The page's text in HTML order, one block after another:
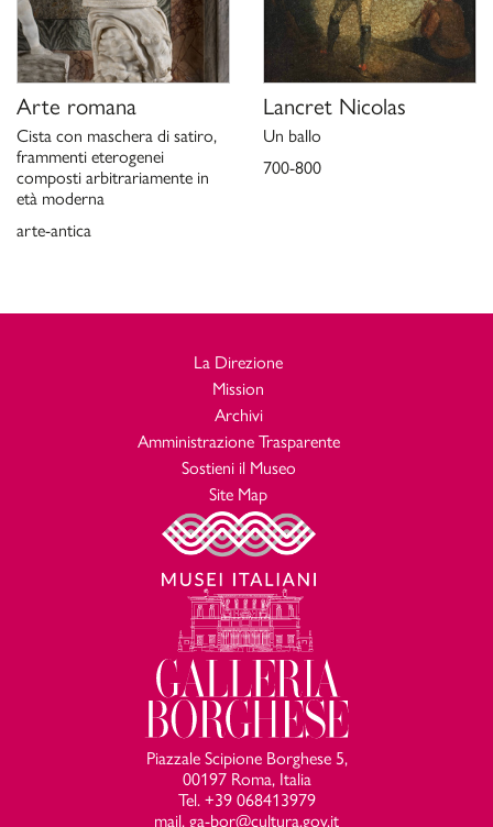
Arte romana
Cista con maschera di satiro,
frammenti eterogenei
composti arbitrariamente in
età moderna
arte-antica
Lancret Nicolas
Un ballo
700-800
La Direzione
Mission
Archivi
Amministrazione Trasparente
Sostieni il Museo
Site Map
Piazzale Scipione Borghese 5,
00197 Roma, Italia
Tel. +39 068413979
mail. ga-bor@cultura.gov.it